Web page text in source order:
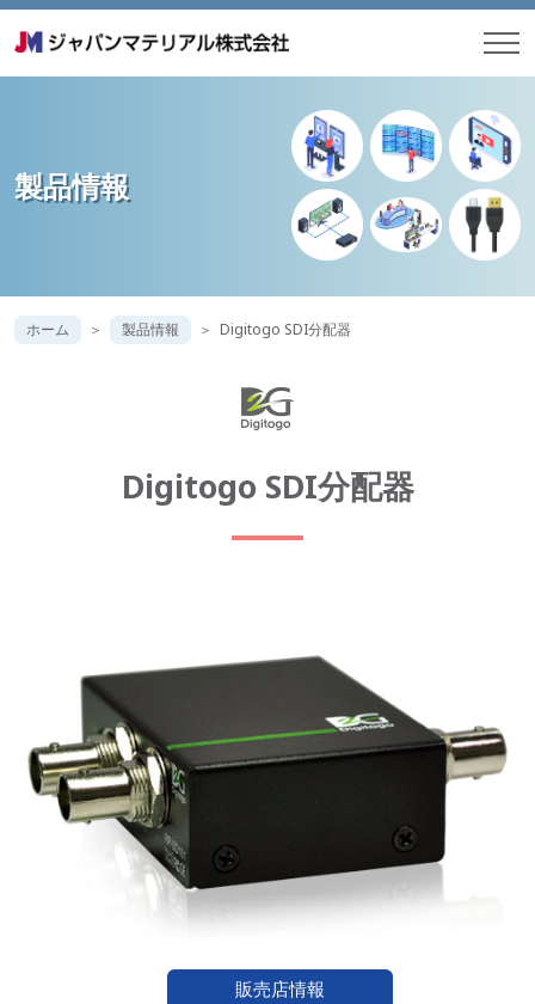
製品情報
ホーム 製品情報 Digitogo SDI分配器
Digitogo SDI分配器
販売店情報